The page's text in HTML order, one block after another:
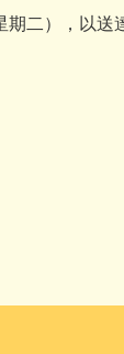
期二），以送